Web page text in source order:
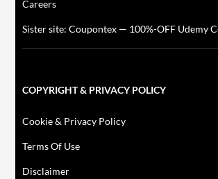
Careers
Sister site: Coupontex — 100%-OFF Udemy
COPYRIGHT & PRIVACY POLICY
Cookie & Privacy Policy
Terms Of Use
Disclaimer